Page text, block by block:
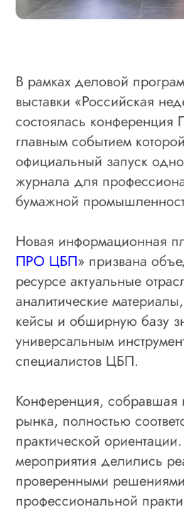
В рамках деловой
выставки «Российская
состоялась
главным событием
официальный запуск
журнала для
бумажной
Новая информационная
ПРО ЦБП» призвана
ресурсе актуальные
аналитические
кейсы и обширную базу
универсальным
специалистов ЦБП.
Конференция, собравшая
рынка, полностью
практической
мероприятия делились
проверенными
профессиональной